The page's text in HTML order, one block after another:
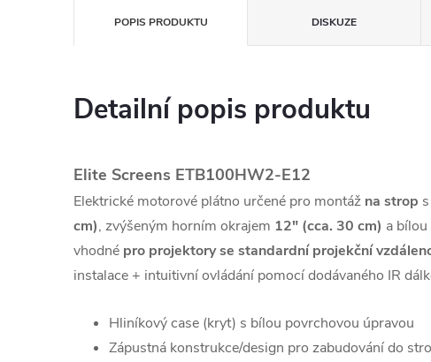
POPIS PRODUKTU DISKUZE
Detailní popis produktu
Elite Screens ETB100HW2-E12
Elektrické motorové plátno určené pro montáž na strop
cm), zvýšeným horním okrajem 12" (cca. 30 cm) a
vhodné pro projektory se standardní projekční
instalace + intuitivní ovládání pomocí dodávaného IR
Hliníkový case (kryt) s bílou povrchovou úpravou
Zápustná konstrukce/design pro zabudování do